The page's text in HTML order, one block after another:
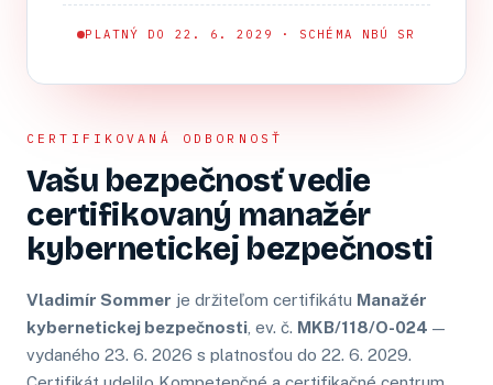
PLATNÝ DO 22. 6. 2029 · SCHÉMA NBÚ SR
CERTIFIKOVANÁ ODBORNOSŤ
Vašu bezpečnosť vedie
certifikovaný manažér
kybernetickej bezpečnosti
Vladimír Sommer je držiteľom certifikátu Manažér
kybernetickej bezpečnosti , ev. č. MKB/118/O-024 —
vydaného 23. 6. 2026 s platnosťou do 22. 6. 2029.